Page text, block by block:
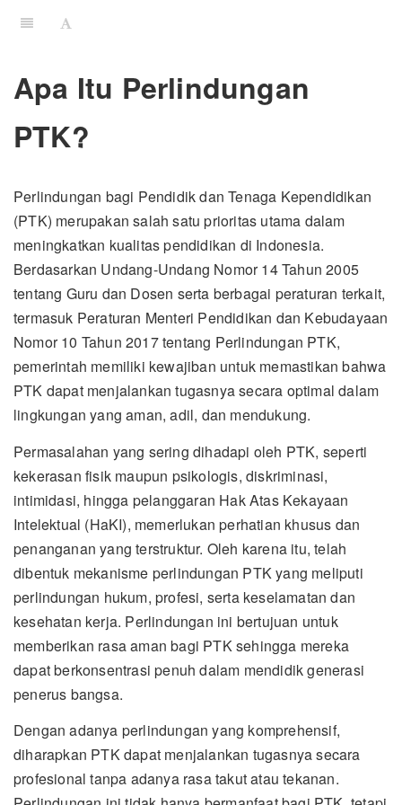
Apa Itu Perlindungan
PTK?
Perlindungan bagi Pendidik dan Tenaga Kependidikan
(PTK) merupakan salah satu prioritas utama dalam
meningkatkan kualitas pendidikan di Indonesia.
Berdasarkan Undang-Undang Nomor 14 Tahun 2005
tentang Guru dan Dosen serta berbagai peraturan terkait,
termasuk Peraturan Menteri Pendidikan dan Kebudayaan
Nomor 10 Tahun 2017 tentang Perlindungan PTK,
pemerintah memiliki kewajiban untuk memastikan bahwa
PTK dapat menjalankan tugasnya secara optimal dalam
lingkungan yang aman, adil, dan mendukung.
Permasalahan yang sering dihadapi oleh PTK, seperti
kekerasan fisik maupun psikologis, diskriminasi,
intimidasi, hingga pelanggaran Hak Atas Kekayaan
Intelektual (HaKI), memerlukan perhatian khusus dan
penanganan yang terstruktur. Oleh karena itu, telah
dibentuk mekanisme perlindungan PTK yang meliputi
perlindungan hukum, profesi, serta keselamatan dan
kesehatan kerja. Perlindungan ini bertujuan untuk
memberikan rasa aman bagi PTK sehingga mereka
dapat berkonsentrasi penuh dalam mendidik generasi
penerus bangsa.
Dengan adanya perlindungan yang komprehensif,
diharapkan PTK dapat menjalankan tugasnya secara
profesional tanpa adanya rasa takut atau tekanan.